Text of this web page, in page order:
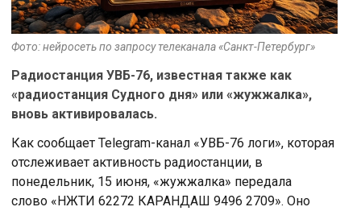
Фото: нейросеть по запросу телеканала «Санкт-Петербург»
Радиостанция УВБ-76, известная также как
«радиостанция Судного дня» или «жужжалка»,
вновь активировалась.
Как сообщает Telegram-канал «УВБ-76 логи», которая
отслеживает активность радиостанции, в
понедельник, 15 июня, «жужжалка» передала
слово «НЖТИ 62272 КАРАНДАШ 9496 2709». Оно